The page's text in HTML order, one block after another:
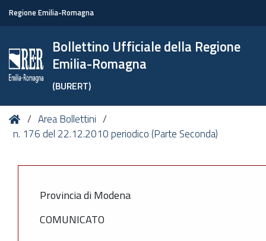
Regione Emilia-Romagna
Bollettino Ufficiale della Regione
Emilia-Romagna
(BURERT)
Tu
sei
HomeArea Bollettini
n. 176 del 22.12.2010 periodico (Parte Seconda)
Provincia di Modena
COMUNICATO